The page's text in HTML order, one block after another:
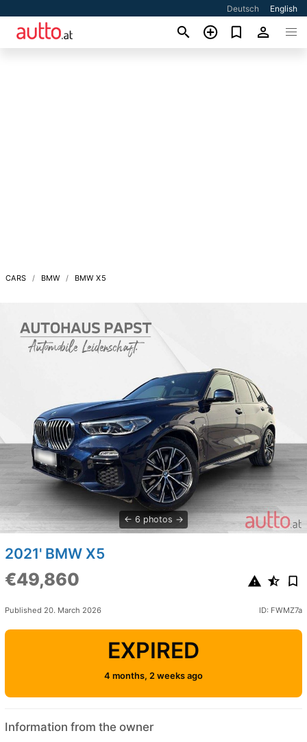
Deutsch English
CARS BMW BMW X5
6 photos
2021' BMW X5
€49,860
Published 20. March 2026 ID: FWMZ7a
EXPIRED
4 months, 2 weeks ago
Information from the owner